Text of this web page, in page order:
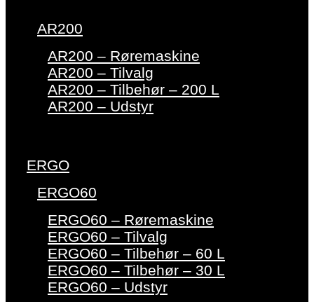
AR200
AR200 – Røremaskine
AR200 – Tilvalg
AR200 – Tilbehør – 200 L
AR200 – Udstyr
ERGO
ERGO60
ERGO60 – Røremaskine
ERGO60 – Tilvalg
ERGO60 – Tilbehør – 60 L
ERGO60 – Tilbehør – 30 L
ERGO60 – Udstyr